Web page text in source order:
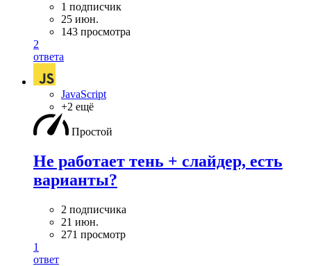
1 подписчик
25 июн.
143 просмотра
2
ответа
JavaScript
+2 ещё
Простой
Не работает тень + слайдер, есть
варианты?
2 подписчика
21 июн.
271 просмотр
1
ответ